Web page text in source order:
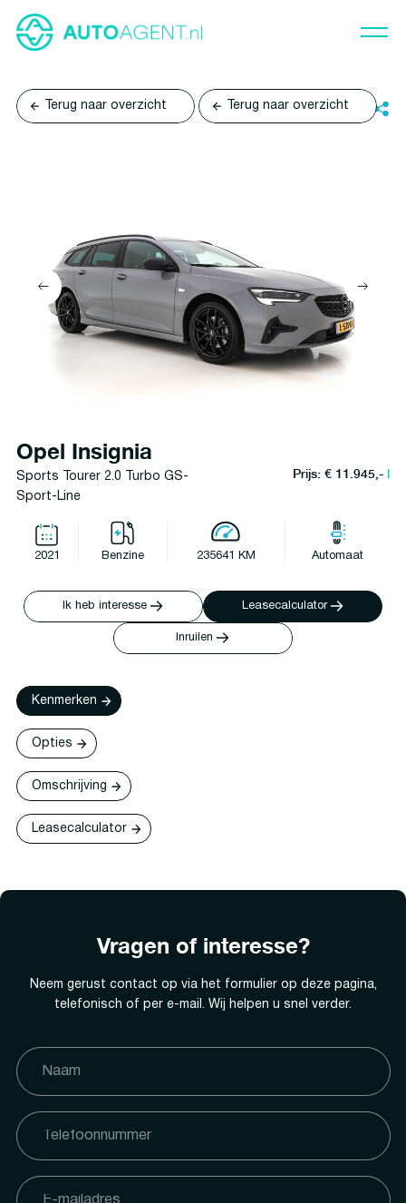
Terug naar overzicht Terug naar overzicht
Opel Insignia
Sports Tourer 2.0 Turbo GS-
Sport-Line
Prijs: € 11.945,-l
2021 Benzine 235641 KM Automaat
Ik heb interesse Leasecalculator
Inruilen
Kenmerken
Opties
Omschrijving
Leasecalculator
Vragen of interesse?
Neem gerust contact op via het formulier op deze pagina,
telefonisch of per e-mail. Wij helpen u snel verder.